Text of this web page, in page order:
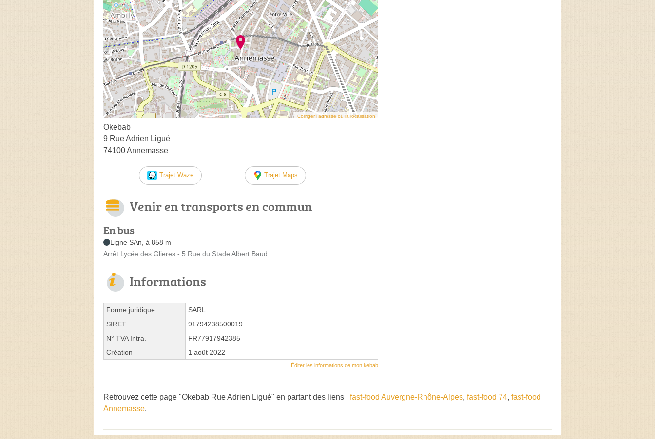
Corriger l’adresse ou la localisation
Okebab
9 Rue Adrien Ligué
74100 Annemasse
Trajet Waze Trajet Maps
Venir en transports en commun
En bus
Ligne SAn, à 858 m
Arrêt Lycée des Glieres - 5 Rue du Stade Albert Baud
Informations
Forme juridique
SARL
SIRET
91794238500019
N° TVA Intra.
FR77917942385
Création
1 août 2022
Éditer les informations de mon kebab
Retrouvez cette page "Okebab Rue Adrien Ligué" en partant des liens : fast-food Auvergne-Rhône-Alpes, fast-food 74, fast-food
Annemasse.